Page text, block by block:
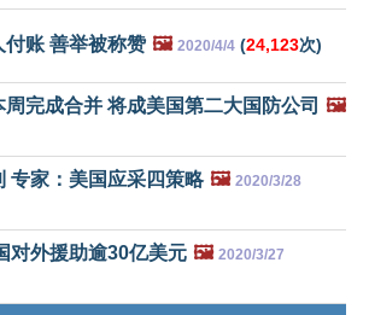
账 善举被称赞 🖼️ 2020/4/4 (24,123次)
完成合并 将成美国第二大国防公司 🖼️
专家：美国应采四策略 🖼️ 2020/3/28
对外援助逾30亿美元 🖼️ 2020/3/27